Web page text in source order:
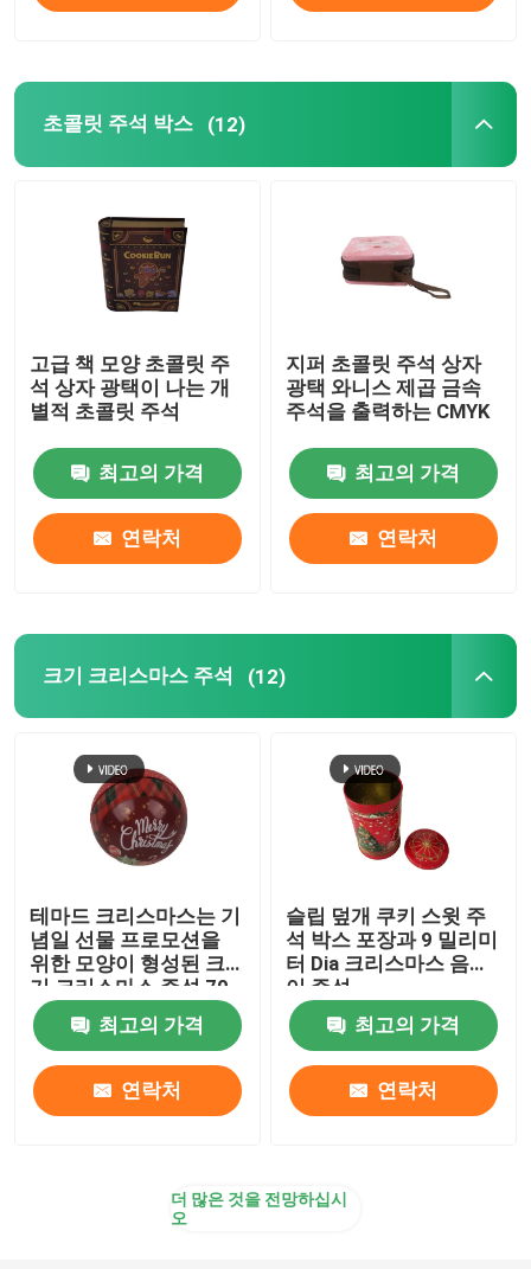
초콜릿 주석 박스 (12)
고급 책 모양 초콜릿 주
석 상자 광택이 나는 개
별적 초콜릿 주석
최고의 가격
연락처
지퍼 초콜릿 주석 상자
광택 와니스 제곱 금속
주석을 출력하는 CMYK
최고의 가격
연락처
크기 크리스마스 주석 (12)
테마드 크리스마스는 기
념일 선물 프로모션을
위한 모양이 형성된 크
기 크리스마스 주석 70
밀리미터 Dia를 둥글게
만듭니다최고의 가격
연락처
슬립 덮개 쿠키 스윗 주
석 박스 포장과 9 밀리미
터 Dia 크리스마스 음악
이 주석
최고의 가격
연락처
더 많은 것을 전망하십시
오